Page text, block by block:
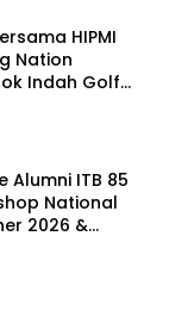
HIPMI
Nation
Indah Golf
Alumni ITB 85
National
2026 &
(Gubernur